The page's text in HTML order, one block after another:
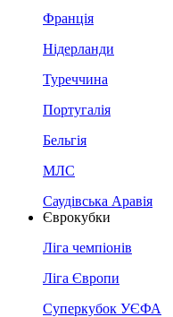
Франція
Нідерланди
Туреччина
Португалія
Бельгія
МЛС
Саудівська Аравія
Єврокубки
Ліга чемпіонів
Ліга Європи
Суперкубок УЄФА